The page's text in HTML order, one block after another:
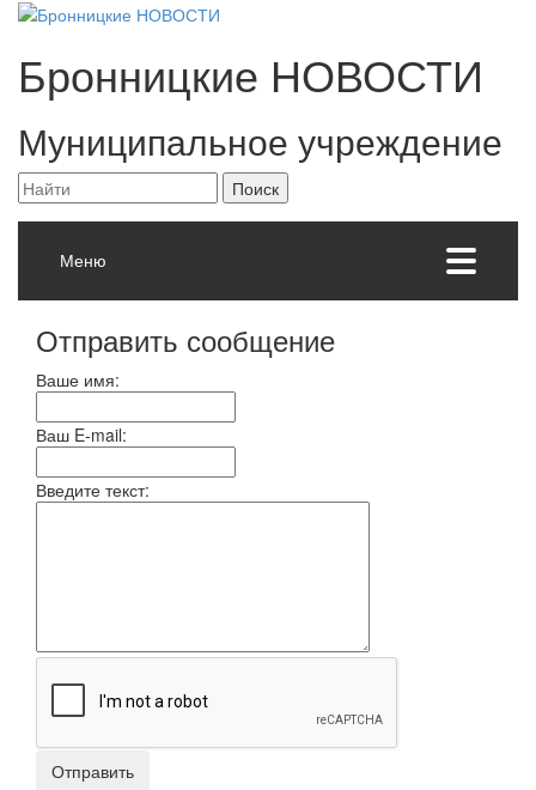
Бронницкие НОВОСТИ
Муниципальное учреждение
Меню
Отправить сообщение
Ваше имя:
Ваш E-mail:
Введите текст: